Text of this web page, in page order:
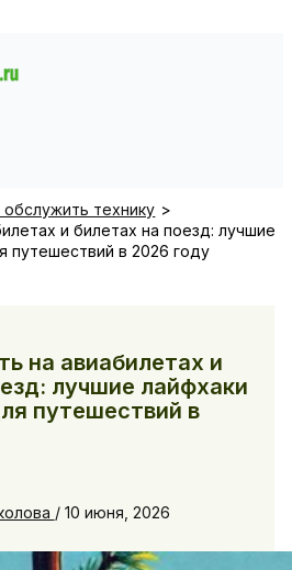
технику
и билетах на поезд: лучшие
путешествий в 2026 году
на авиабилетах и
лучшие лайфхаки
путешествий в
/ 10 июня, 2026